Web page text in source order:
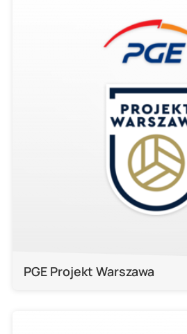
PGE Projekt Warszawa